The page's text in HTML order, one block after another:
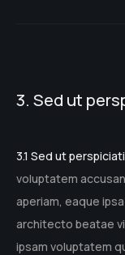
3. Sed ut
3.1 Sed ut
voluptatem
aperiam, eaque
architecto beatae
ipsam voluptatem